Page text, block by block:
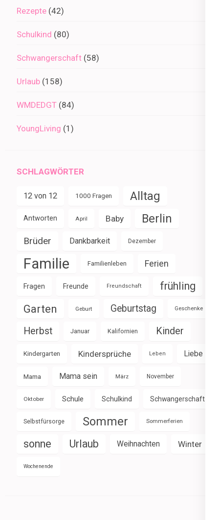
Rezepte (42)
Schulkind (80)
Schwangerschaft (58)
Urlaub (158)
WMDEDGT (84)
YoungLiving (1)
SCHLAGWÖRTER
12 von 12 1000 Fragen Alltag
Antworten April Baby Berlin
Brüder Dankbarkeit Dezember
Familie Familienleben Ferien
Fragen Freunde Freundschaft frühling
Garten Geburt Geburtstag Geschenke
Herbst Januar Kalifornien Kinder
Kindergarten Kindersprüche Leben Liebe
Mama Mama sein März November
Oktober Schule Schulkind Schwangerschaft
Selbstfürsorge Sommer Sommerferien
sonne Urlaub Weihnachten Winter
Wochenende